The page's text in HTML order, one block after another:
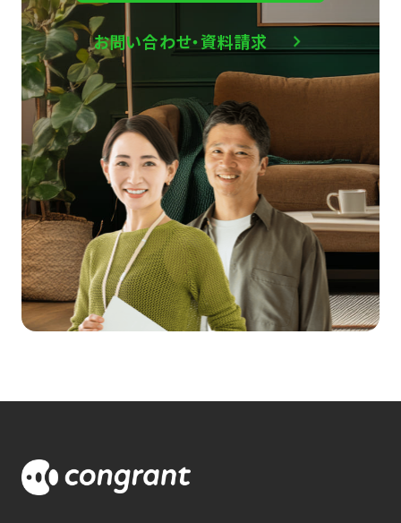
お問い合わせ・資料請求